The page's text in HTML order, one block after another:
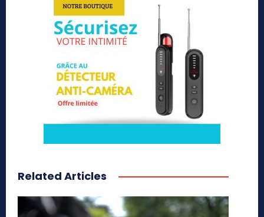
Related Articles